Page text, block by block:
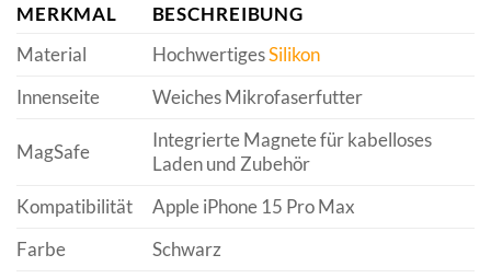
MERKMAL
BESCHREIBUNG
Material
HochwertigesSilikon
Innenseite
Weiches Mikrofaserfutter
MagSafe
Integrierte Magnete für kabelloses
Laden und Zubehör
Kompatibilität
Apple iPhone 15 Pro Max
Farbe
Schwarz